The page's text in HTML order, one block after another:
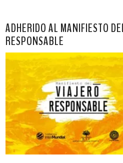
ADHERIDO AL MANIFIESTO
RESPONSABLE